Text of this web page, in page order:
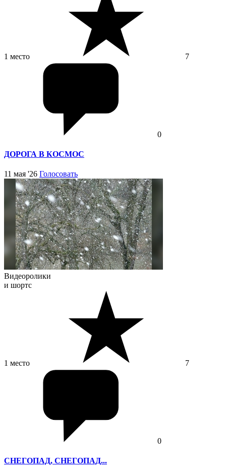
1 место 7
0
ДОРОГА В КОСМОС
11 мая '26 Голосовать
Видеоролики
и шортс
1 место 7
0
СНЕГОПАД, СНЕГОПАД...